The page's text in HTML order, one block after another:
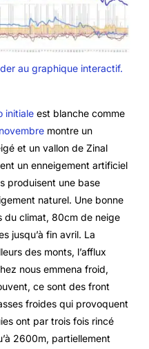
au graphique interactif.
initialeest blanche comme
montre un
et un vallon de Zinal
un enneigement artificiel
produisent une base
naturel. Une bonne
du climat, 80cm de neige
jusqu’à fin avril. La
des monts, l’afflux
nous emmena froid,
ce sont des front
froides qui provoquent
ont par trois fois rincé
2600m, partiellement